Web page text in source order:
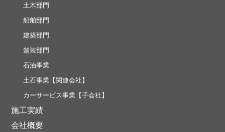
土木部門
船舶部門
建築部門
舗装部門
石油事業
土石事業【関連会社】
カーサービス事業【子会社】
施工実績
会社概要